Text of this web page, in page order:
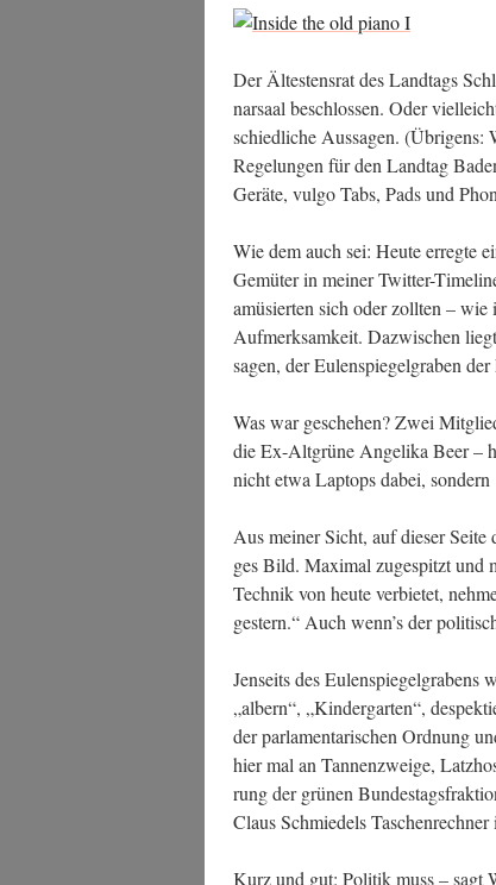
Der Ältes­ten­srat des Land­tags
nar­saal beschlos­sen. Oder
schied­li­che Aus­sa­gen. (Übri­gens:
Rege­lun­gen für den Land­tag
Gerä­te, vul­go Tabs, Pads und
Wie dem auch sei: Heu­te erreg­te
Gemü­ter in mei­ner Twit­ter-
amü­sier­ten sich oder zoll­ten –
Auf­merk­sam­keit. Dazwi­schen
sagen, der Eulen­spie­gel­gra­ben
Was war gesche­hen? Zwei
die Ex-Alt­grü­ne Ange­li­ka Beer –
nicht etwa Lap­tops dabei,
Aus mei­ner Sicht, auf die­ser
ges Bild. Maxi­mal zuge­spitzt und
Tech­nik von heu­te ver­bie­tet,
ges­tern.“ Auch wenn’s der
Jen­seits des Eulen­spie­gel­gra­bens
„albern“, „Kin­der­gar­ten“,
der par­la­men­ta­ri­schen Ord­nung
hier mal an Tan­nen­zwei­ge,
rung der grü­nen
Claus Schmie­dels
Kurz und gut: Poli­tik muss – sagt